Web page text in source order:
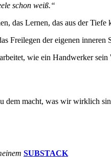
schon weiß.“
das Lernen, das aus der
Freilegen der eigenen inneren
wie ein Handwerker
dem macht, was wir wirklich
SUBSTACK